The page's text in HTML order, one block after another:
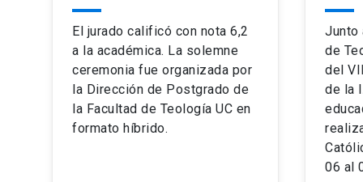
El jurado calificó con nota 6,2
a la académica. La solemne
ceremonia fue organizada por
la Dirección de Postgrado de
la Facultad de Teología UC en
formato híbrido.
Junto
de
del
de la
06 al